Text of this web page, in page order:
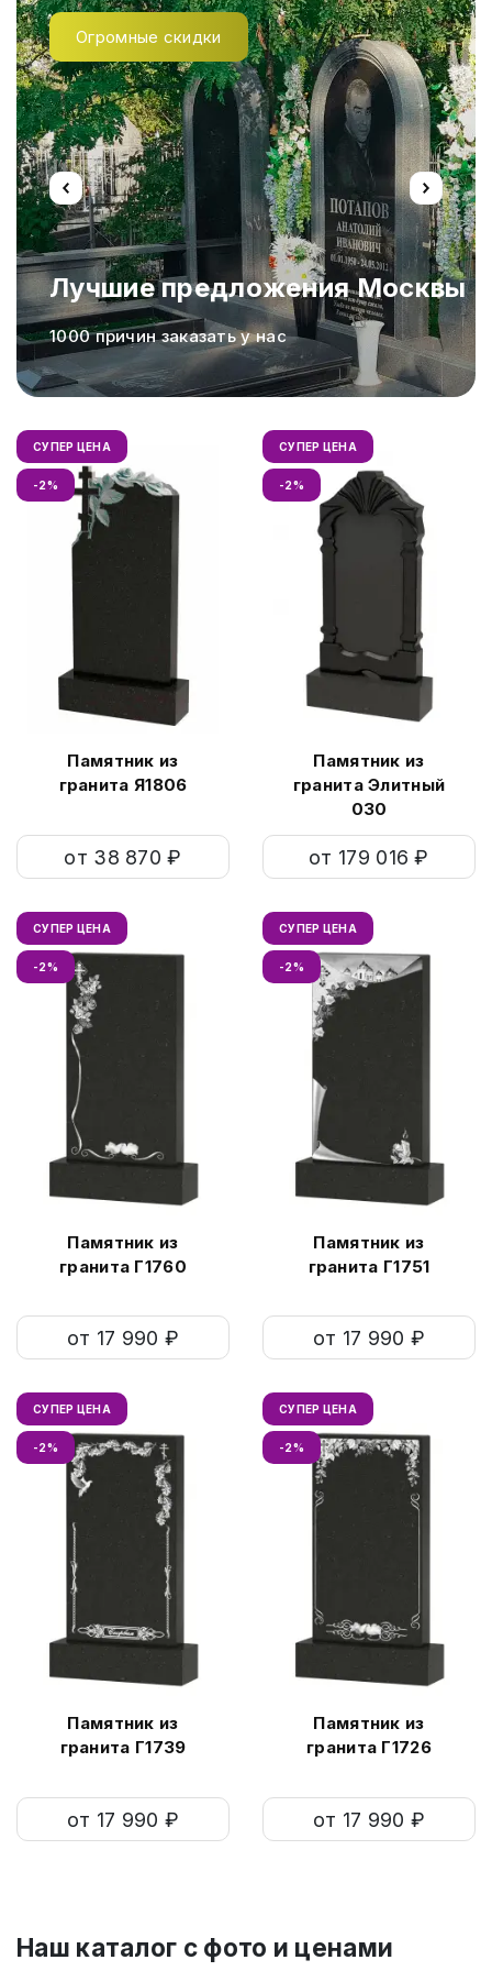
Огромные скидки
Лучшие предложения Москвы
1000 причин заказать у нас
СУПЕР ЦЕНА
-2%
Памятник из
гранита Я1806
от 38 870 ₽
СУПЕР ЦЕНА
-2%
Памятник из
гранита Элитный
030
от 179 016 ₽
СУПЕР ЦЕНА
-2%
Памятник из
гранита Г1760
от 17 990 ₽
СУПЕР ЦЕНА
-2%
Памятник из
гранита Г1751
от 17 990 ₽
СУПЕР ЦЕНА
-2%
Памятник из
гранита Г1739
от 17 990 ₽
СУПЕР ЦЕНА
-2%
Памятник из
гранита Г1726
от 17 990 ₽
Наш каталог c фото и ценами